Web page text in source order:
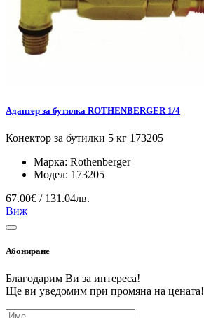
Адаптер за бутилка ROTHENBERGER 1/4
Конектор за бутилки 5 кг 173205
Марка: Rothenberger
Модел: 173205
67.00€ / 131.04лв.
Виж
Абониране
Благодарим Ви за интереса!
Ще ви уведомим при промяна на цената!